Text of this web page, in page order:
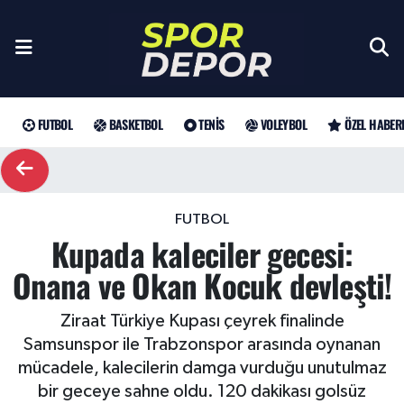
FUTBOL BASKETBOL TENIS VOLEYBOL ÖZEL
FUTBOL
Kupada kaleciler gecesi:
Onana ve Okan Kocuk devleşti!
Ziraat Türkiye Kupası çeyrek finalinde
Samsunspor ile Trabzonspor arasında oynanan
mücadele, kalecilerin damga vurduğu unutulmaz
bir geceye sahne oldu. 120 dakikası golsüz
Trendyol Süper Lig
Şampiyonlar Ligi
UEFA Avrupa Ligi
Avrupa Konferans Ligi
Türkiye Basketbol Ligi
Sultanlar Ligi
Özel Haberler
Muhabirler
Arama
Şampiyonlar Ligi
UEFA Avrupa Ligi
Avrupa Konferans Ligi
Trendyol Süper Lig
Nöbetçi Eczaneler
Tüm Manşetler
Son Dakika Haberleri
Haber Arşivi